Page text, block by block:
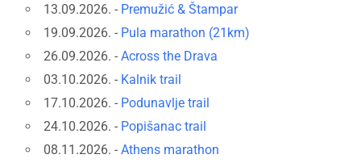
13.09.2026. - Premužić & Štampar
19.09.2026. - Pula marathon (21km)
26.09.2026. - Across the Drava
03.10.2026. - Kalnik trail
17.10.2026. - Podunavlje trail
24.10.2026. - Popišanac trail
08.11.2026. - Athens marathon